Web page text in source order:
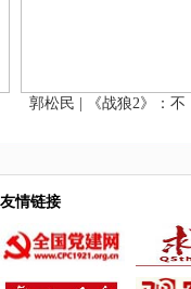
郭松民 | 《战狼2》：不
友情链接